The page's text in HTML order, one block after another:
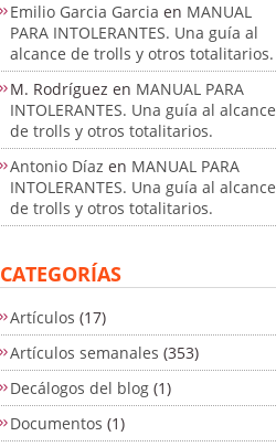
Emilio Garcia Garcia en MANUAL
PARA INTOLERANTES. Una guía al
alcance de trolls y otros totalitarios.
M. Rodríguez en MANUAL PARA
INTOLERANTES. Una guía al alcance
de trolls y otros totalitarios.
Antonio Díaz en MANUAL PARA
INTOLERANTES. Una guía al alcance
de trolls y otros totalitarios.
CATEGORÍAS
Artículos (17)
Artículos semanales (353)
Decálogos del blog (1)
Documentos (1)